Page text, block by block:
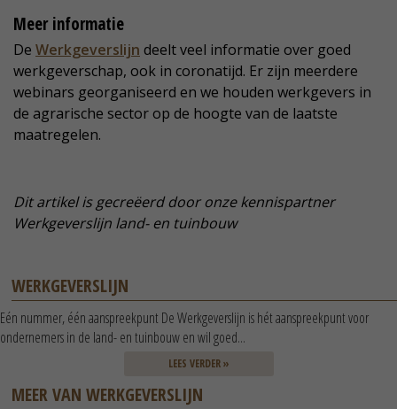
Meer informatie
De Werkgeverslijn deelt veel informatie over goed
werkgeverschap, ook in coronatijd. Er zijn meerdere
webinars georganiseerd en we houden werkgevers in
de agrarische sector op de hoogte van de laatste
maatregelen.
Dit artikel is gecreëerd door onze kennispartner
Werkgeverslijn land- en tuinbouw
WERKGEVERSLIJN
Eén nummer, één aanspreekpunt De Werkgeverslijn is hét aanspreekpunt voor
ondernemers in de land- en tuinbouw en wil goed...
LEES VERDER »
MEER VAN WERKGEVERSLIJN